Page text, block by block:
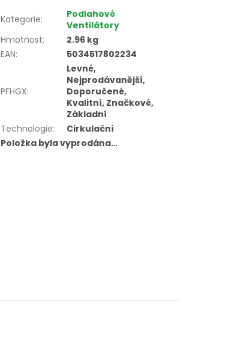
Kategorie:
Podlahové
Ventilátory
Hmotnost:
2.96 kg
EAN: 5034517802234
PFHGX:
Levné,
Nejprodávanější,
Doporučené,
Kvalitní, Značkové,
Základní
Technologie:
Cirkulační
Položka byla vyprodána…